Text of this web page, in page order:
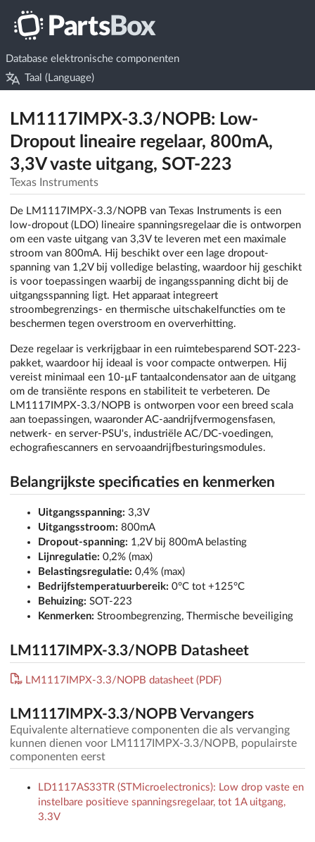
Database elektronische componenten
Taal (Language)
LM1117IMPX-3.3/NOPB: Low-
Dropout lineaire regelaar, 800mA,
3,3V vaste uitgang, SOT-223
Texas Instruments
De LM1117IMPX-3.3/NOPB van Texas Instruments is een
low-dropout (LDO) lineaire spanningsregelaar die is ontworpen
om een vaste uitgang van 3,3V te leveren met een maximale
stroom van 800mA. Hij beschikt over een lage dropout-
spanning van 1,2V bij volledige belasting, waardoor hij geschikt
is voor toepassingen waarbij de ingangsspanning dicht bij de
uitgangsspanning ligt. Het apparaat integreert
stroombegrenzings- en thermische uitschakelfuncties om te
beschermen tegen overstroom en oververhitting.
Deze regelaar is verkrijgbaar in een ruimtebesparend SOT-223-
pakket, waardoor hij ideaal is voor compacte ontwerpen. Hij
vereist minimaal een 10-µF tantaalcondensator aan de uitgang
om de transiënte respons en stabiliteit te verbeteren. De
LM1117IMPX-3.3/NOPB is ontworpen voor een breed scala
aan toepassingen, waaronder AC-aandrijfvermogensfasen,
netwerk- en server-PSU's, industriële AC/DC-voedingen,
echografiescanners en servoaandrijfbesturingsmodules.
Belangrijkste specificaties en kenmerken
Uitgangsspanning: 3,3V
Uitgangsstroom: 800mA
Dropout-spanning: 1,2V bij 800mA belasting
Lijnregulatie: 0,2% (max)
Belastingsregulatie: 0,4% (max)
Bedrijfstemperatuurbereik: 0°C tot +125°C
Behuizing: SOT-223
Kenmerken: Stroombegrenzing, Thermische beveiliging
LM1117IMPX-3.3/NOPB Datasheet
LM1117IMPX-3.3/NOPB datasheet (PDF)
LM1117IMPX-3.3/NOPB Vervangers
Equivalente alternatieve componenten die als vervanging
kunnen dienen voor LM1117IMPX-3.3/NOPB, populairste
componenten eerst
LD1117AS33TR (STMicroelectronics): Low drop vaste en
instelbare positieve spanningsregelaar, tot 1A uitgang,
3.3V